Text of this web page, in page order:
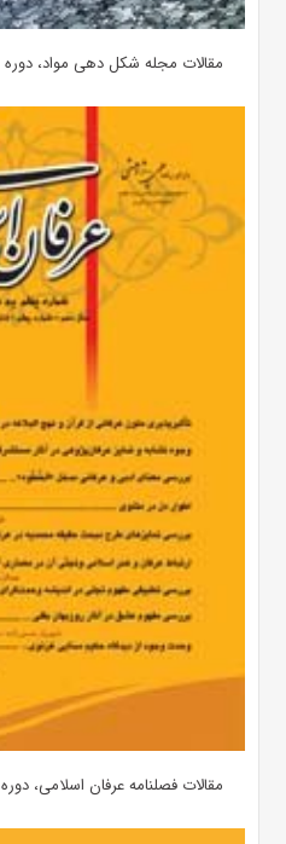
مقالات مجله شکل دهی مواد، دوره ۹، شماره ۴ منتشر شد
مقالات فصلنامه عرفان اسلامی، دوره ۱۹، شماره ۷۵ منتشر شد